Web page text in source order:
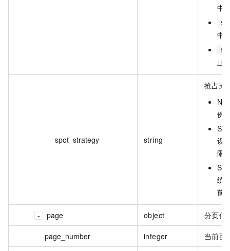
中
中
止
spot_strategy string
抢占式
例
设
限
统
前
page object 分页信
page_number integer 当前页